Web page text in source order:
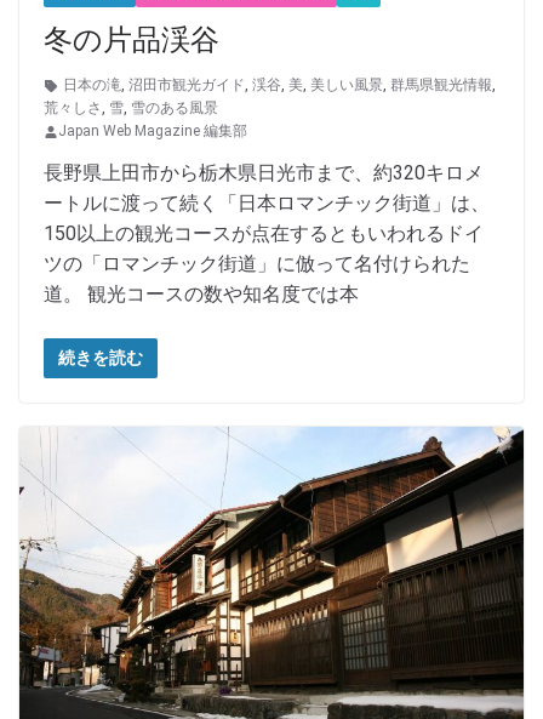
冬の片品渓谷
日本の滝, 沼田市観光ガイド, 渓谷, 美, 美しい風景, 群馬県観光情報,
荒々しさ, 雪, 雪のある風景
Japan Web Magazine 編集部
長野県上田市から栃木県日光市まで、約320キロメ
ートルに渡って続く「日本ロマンチック街道」は、
150以上の観光コースが点在するともいわれるドイ
ツの「ロマンチック街道」に倣って名付けられた
道。 観光コースの数や知名度では本
続きを読む